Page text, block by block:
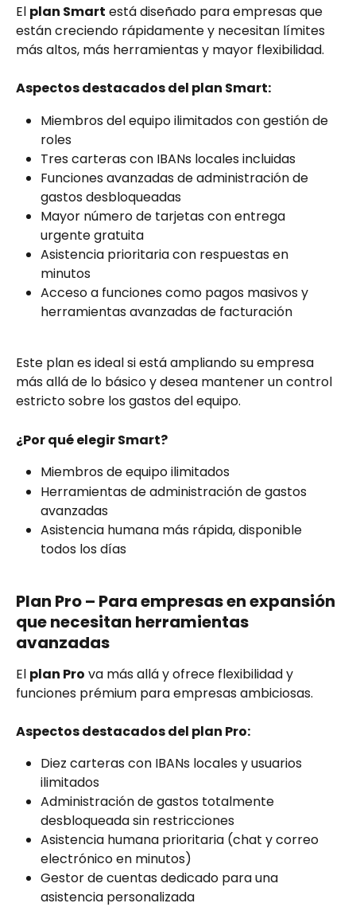
El plan Smart está diseñado para empresas que
están creciendo rápidamente y necesitan límites
más altos, más herramientas y mayor flexibilidad.
Aspectos destacados del plan Smart:
Miembros del equipo ilimitados con gestión de
roles
Tres carteras con IBANs locales incluidas
Funciones avanzadas de administración de
gastos desbloqueadas
Mayor número de tarjetas con entrega
urgente gratuita
Asistencia prioritaria con respuestas en
minutos
Acceso a funciones como pagos masivos y
herramientas avanzadas de facturación
Este plan es ideal si está ampliando su empresa
más allá de lo básico y desea mantener un control
estricto sobre los gastos del equipo.
¿Por qué elegir Smart?
Miembros de equipo ilimitados
Herramientas de administración de gastos
avanzadas
Asistencia humana más rápida, disponible
todos los días
Plan Pro – Para empresas en expansión
que necesitan herramientas
avanzadas
El plan Pro va más allá y ofrece flexibilidad y
funciones prémium para empresas ambiciosas.
Aspectos destacados del plan Pro:
Diez carteras con IBANs locales y usuarios
ilimitados
Administración de gastos totalmente
desbloqueada sin restricciones
Asistencia humana prioritaria (chat y correo
electrónico en minutos)
Gestor de cuentas dedicado para una
asistencia personalizada